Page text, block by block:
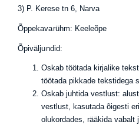
3) P. Kerese tn 6, Narva
Õppekavarühm: Keeleõpe
Õpiväljundid:
Oskab töötada kirjalike
töötada pikkade tekstidega
Oskab juhtida vestlust:
vestlust, kasutada õigesti
olukordades, rääkida vabalt